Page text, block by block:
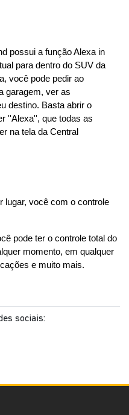
possui a função Alexa in
para dentro do SUV da
você pode pedir ao
garagem, ver as
destino. Basta abrir o
''Alexa'', que todas as
na tela da Central
lugar, você com o controle
pode ter o controle total do
momento, em qualquer
e muito mais.
sociais: